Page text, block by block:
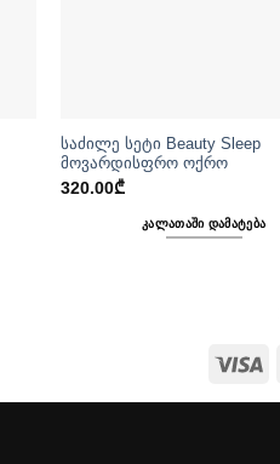
საძილე სეტი Beauty Sleep
მოვარდისფრო ოქრო
320.00₾
ᲙᲐᲚᲐᲗᲐᲨᲘ ᲓᲐᲛᲐᲢᲔᲑᲐ